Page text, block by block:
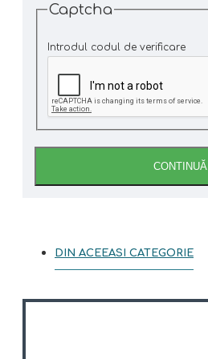
Captcha
Introdul codul de verificare
CONTINUĂ
DIN ACEEASI CATEGORIE